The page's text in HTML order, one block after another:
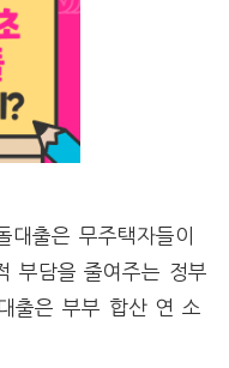
대출은 무주택자들이
부담을 줄여주는 정부
출은 부부 합산 연 소